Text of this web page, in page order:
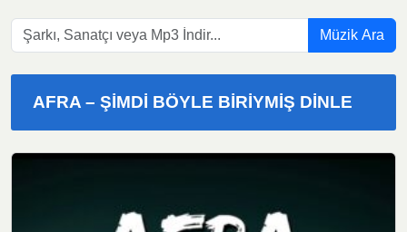
Müzik Ara
AFRA – ŞIMDI BÖYLE BIRIYMIŞ DINLE